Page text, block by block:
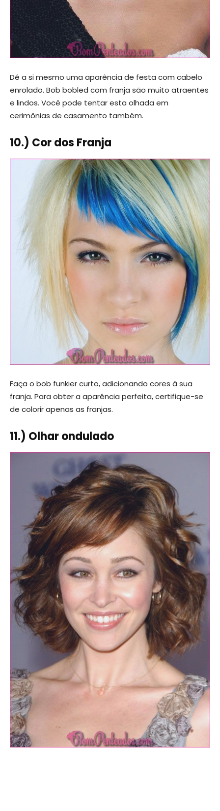
Dê a si mesmo uma aparência de festa com cabelo
enrolado. Bob bobled com franja são muito atraentes
e lindos. Você pode tentar esta olhada em
cerimônias de casamento também.
10.) Cor dos Franja
Faça o bob funkier curto, adicionando cores à sua
franja. Para obter a aparência perfeita, certifique-se
de colorir apenas as franjas.
11.) Olhar ondulado